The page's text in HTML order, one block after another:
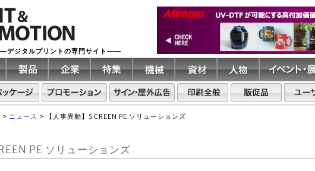
―デジタルプリントの専門サイト――
> ニュース > 【人事異動】SCREEN PE ソリューションズ
PE ソリューションズ